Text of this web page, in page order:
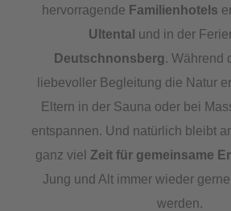
hervorragende Familienhotels
Ultental und in der
Deutschnonsberg. Während
liebevoller Begleitung die Natur
Eltern in der Sauna oder bei
entspannen. Und natürlich bleibt
ganz viel Zeit für gemeinsame
Jung und Alt immer wieder
werden.